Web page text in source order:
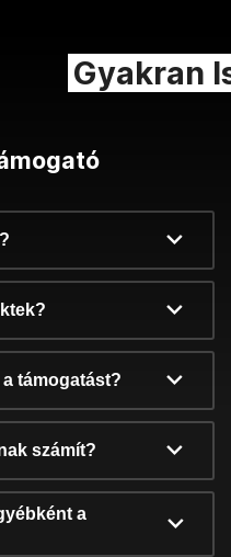
Gyakran
támogatást?
számít?
a